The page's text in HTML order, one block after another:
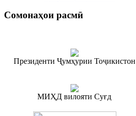
Сомонаҳои расмӣ
Президенти Ҷумҳурии Тоҷикистон
МИҲД вилояти Суғд